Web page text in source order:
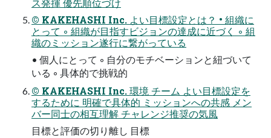
© KAKEHASHI Inc. よい目標設定とは？ • 組織に
とって ◦ 組織が目指すビジョンの達成に近づく ◦ 組
織のミッション遂行に繋がっている
• 個人にとって ◦ 自分のモチベーションと紐づいて
いる ◦ 具体的で挑戦的
© KAKEHASHI Inc. 環境 チーム よい目標設定を
するために 明確で具体的 ミッションへの共感 メン
バー同士の相互理解 チャレンジ推奨の気風
目標と評価の切り離し 目標